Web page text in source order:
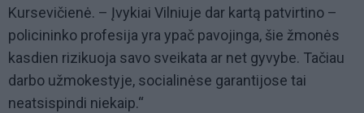
Kursevičienė. – Įvykiai Vilniuje dar kartą patvirtino –
policininko profesija yra ypač pavojinga, šie žmonės
kasdien rizikuoja savo sveikata ar net gyvybe. Tačiau
darbo užmokestyje, socialinėse garantijose tai
neatsispindi niekaip.“